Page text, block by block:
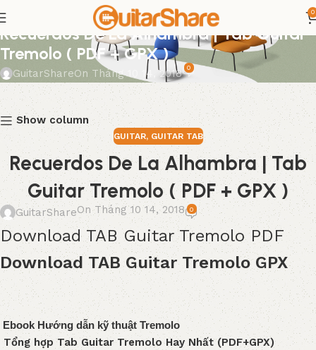
0
GUITAR
Recuerdos De La Alhambra | Tab Guitar
Tremolo ( PDF + GPX )
GuitarShareOn Tháng 10 14, 2018 0
Show column
GUITAR, GUITAR TAB
Recuerdos De La Alhambra | Tab
Guitar Tremolo ( PDF + GPX )
GuitarShareOn Tháng 10 14, 2018 0
Download TAB Guitar Tremolo PDF
Download TAB Guitar Tremolo GPX
Ebook Hướng dẫn kỹ thuật Tremolo
Tổng hợp Tab Guitar Tremolo Hay Nhất (PDF+GPX)